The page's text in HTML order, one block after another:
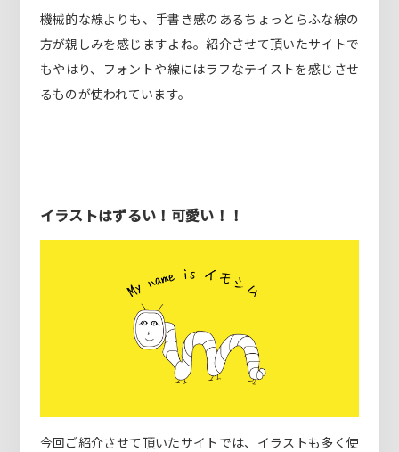
機械的な線よりも、手書き感のあるちょっとらふな線の
方が親しみを感じますよね。紹介させて頂いたサイトで
もやはり、フォントや線にはラフなテイストを感じさせ
るものが使われています。
イラストはずるい！可愛い！！
今回ご紹介させて頂いたサイトでは、イラストも多く使